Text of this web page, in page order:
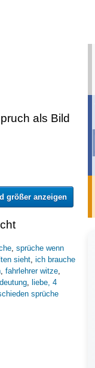
als Bild
größer anzeigen
, sprüche wenn
sieht, ich brauche
, fahrlehrer witze,
, liebe, 4
sprüche